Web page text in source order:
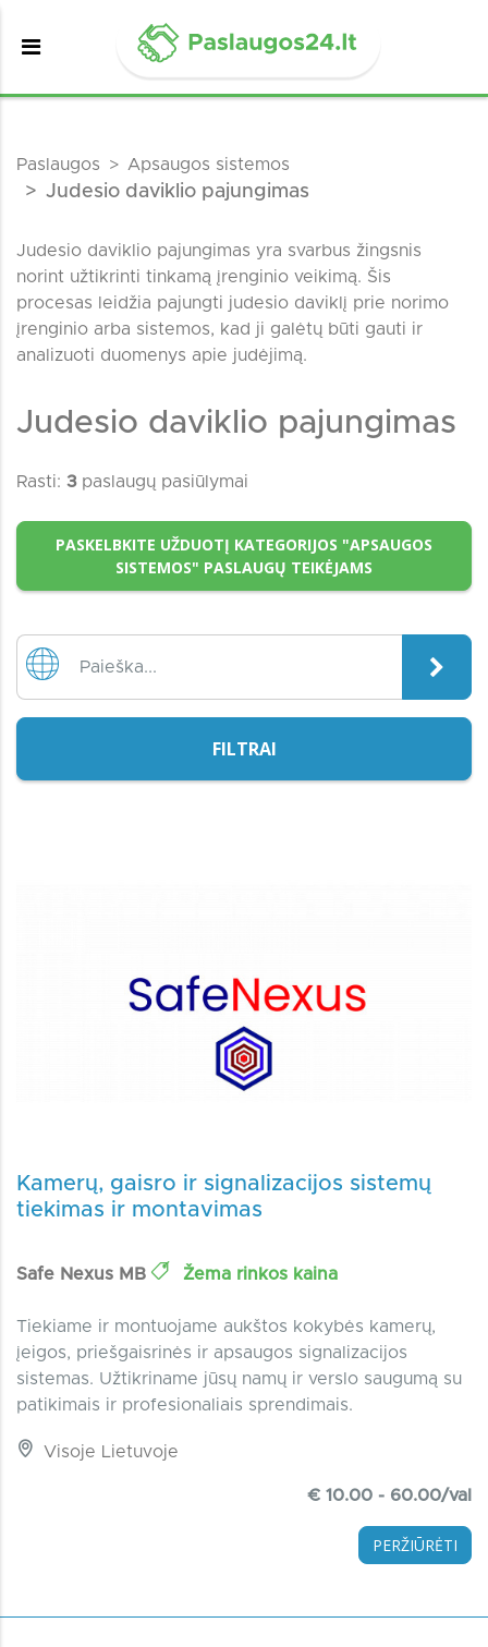
Paslaugos Apsaugos sistemos
Judesio daviklio pajungimas
Judesio daviklio pajungimas yra svarbus žingsnis
norint užtikrinti tinkamą įrenginio veikimą. Šis
procesas leidžia pajungti judesio daviklį prie norimo
įrenginio arba sistemos, kad ji galėtų būti gauti ir
analizuoti duomenys apie judėjimą.
Judesio daviklio pajungimas
Rasti: 3paslaugų pasiūlymai
PASKELBKITE UŽDUOTĮ KATEGORIJOS "APSAUGOS
SISTEMOS" PASLAUGŲ TEIKĖJAMS
FILTRAI
Kamerų, gaisro ir signalizacijos sistemų
tiekimas ir montavimas
Safe Nexus MB Žema rinkos kaina
Tiekiame ir montuojame aukštos kokybės kamerų,
įeigos, priešgaisrinės ir apsaugos signalizacijos
sistemas. Užtikriname jūsų namų ir verslo saugumą su
patikimais ir profesionaliais sprendimais.
Visoje Lietuvoje
€ 10.00 - 60.00/val
PERŽIŪRĖTI